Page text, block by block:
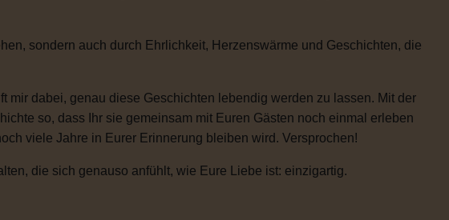
sondern auch durch Ehrlichkeit, Herzenswärme und Geschichten, die
dabei, genau diese Geschichten lebendig werden zu lassen. Mit der
so, dass Ihr sie gemeinsam mit Euren Gästen noch einmal erleben
viele Jahre in Eurer Erinnerung bleiben wird. Versprochen!
die sich genauso anfühlt, wie Eure Liebe ist: einzigartig.